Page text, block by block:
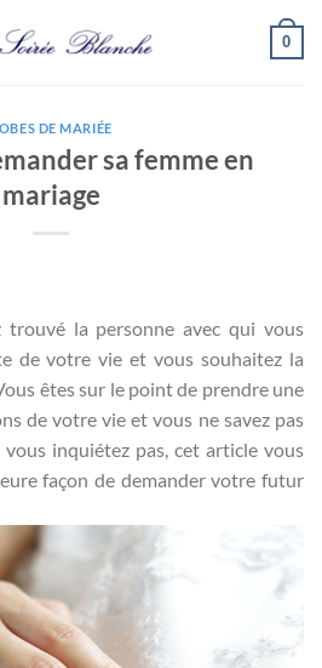
0
DE MARIÉE
sa femme en
mariage
trouvé la personne avec qui vous
de votre vie et vous souhaitez la
êtes sur le point de prendre une
de votre vie et vous ne savez pas
inquiétez pas, cet article vous
façon de demander votre futur